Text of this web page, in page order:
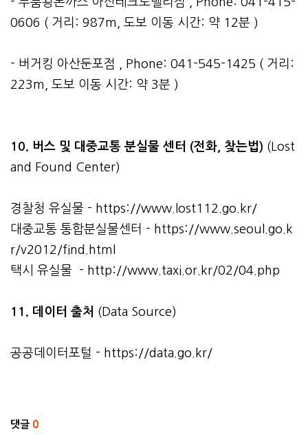
0606 ( 거리: 987m, 도보 이동 시간: 약 12분 )
- 버거킹 아산둔포점 , Phone: 041-545-1425 ( 거리:
223m, 도보 이동 시간: 약 3분 )
10. 버스 및 대중교통 분실물 센터 (전화, 찾는법) (Lost
and Found Center)
경찰청 유실물 - https://www.lost112.go.kr/
대중교통 통합분실물센터 - https://www.seoul.go.k
r/v2012/find.html
택시 유실물 - http://www.taxi.or.kr/02/04.php
11. 데이터 출처 (Data Source)
공공데이터포털 - https://data.go.kr/
댓글 0